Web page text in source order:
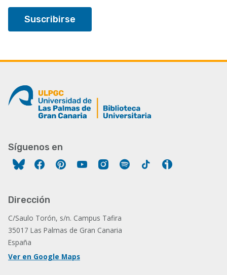
Síguenos en
FacebookPinterestYouTubeInstagram
Spotify Tiktok
Dirección
C/Saulo Torón, s/n. Campus Tafira
35017 Las Palmas de Gran Canaria
España
Ver en Google Maps